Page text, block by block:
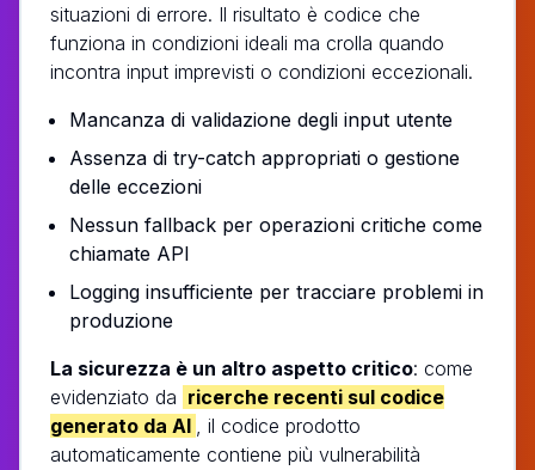
situazioni di errore. Il risultato è codice che
funziona in condizioni ideali ma crolla quando
incontra input imprevisti o condizioni eccezionali.
Mancanza di validazione degli input utente
Assenza di try-catch appropriati o gestione
delle eccezioni
Nessun fallback per operazioni critiche come
chiamate API
Logging insufficiente per tracciare problemi in
produzione
La sicurezza è un altro aspetto critico: come
evidenziato da ricerche recenti sul codice
generato da AI
, il codice prodotto
automaticamente contiene più vulnerabilità